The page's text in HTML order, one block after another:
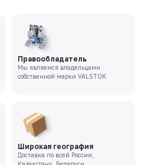
Правообладатель
Мы являемся владельцами
собственной марки VALSTOK
Широкая география
Доставка по всей России,